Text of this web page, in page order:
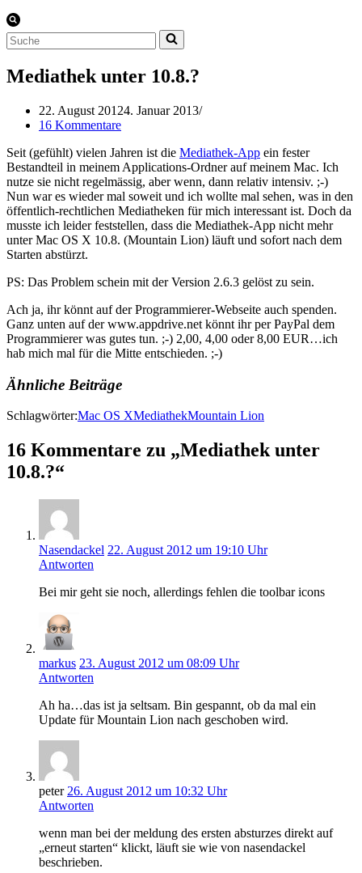
Suchen
nach …
Mediathek unter 10.8.?
22. August 20124. Januar 2013
16 Kommentare
Seit (gefühlt) vielen Jahren ist die Mediathek-App ein fester
Bestandteil in meinem Applications-Ordner auf meinem Mac. Ich
nutze sie nicht regelmässig, aber wenn, dann relativ intensiv. ;-)
Nun war es wieder mal soweit und ich wollte mal sehen, was in den
öffentlich-rechtlichen Mediatheken für mich interessant ist. Doch da
musste ich leider feststellen, dass die Mediathek-App nicht mehr
unter Mac OS X 10.8. (Mountain Lion) läuft und sofort nach dem
Starten abstürzt.
PS: Das Problem schein mit der Version 2.6.3 gelöst zu sein.
Ach ja, ihr könnt auf der Programmierer-Webseite auch spenden.
Ganz unten auf der www.appdrive.net könnt ihr per PayPal dem
Programmierer was gutes tun. ;-) 2,00, 4,00 oder 8,00 EUR…ich
hab mich mal für die Mitte entschieden. ;-)
Ähnliche Beiträge
Schlagwörter:Mac OS XMediathekMountain Lion
16 Kommentare zu „Mediathek unter
10.8.?“
Nasendackel 22. August 2012 um 19:10 Uhr
Antworten
Bei mir geht sie noch, allerdings fehlen die toolbar icons
markus 23. August 2012 um 08:09 Uhr
Antworten
Ah ha…das ist ja seltsam. Bin gespannt, ob da mal ein
Update für Mountain Lion nach geschoben wird.
peter 26. August 2012 um 10:32 Uhr
Antworten
wenn man bei der meldung des ersten absturzes direkt auf
„erneut starten“ klickt, läuft sie wie von nasendackel
beschrieben.